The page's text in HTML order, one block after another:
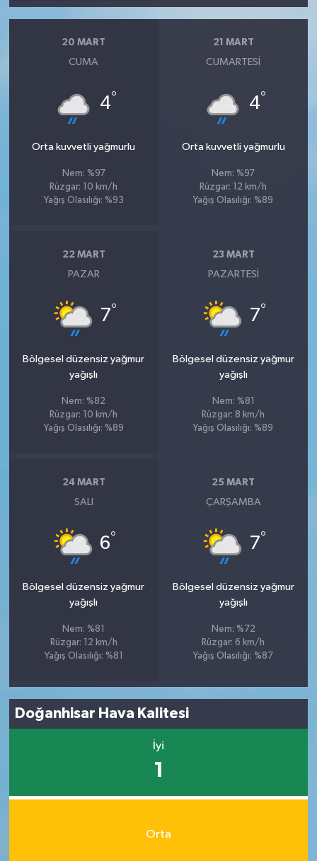
20 MART
CUMA
4°
Orta kuvvetli yağmurlu
Nem: %97
Rüzgar: 10 km/h
Yağış Olasılığı: %93
21 MART
CUMARTESI
4°
Orta kuvvetli yağmurlu
Nem: %97
Rüzgar: 12 km/h
Yağış Olasılığı: %89
22 MART
PAZAR
7°
Bölgesel düzensiz yağmur
yağışlı
Nem: %82
Rüzgar: 10 km/h
Yağış Olasılığı: %89
23 MART
PAZARTESI
7°
Bölgesel düzensiz yağmur
yağışlı
Nem: %81
Rüzgar: 8 km/h
Yağış Olasılığı: %89
24 MART
SALI
6°
Bölgesel düzensiz yağmur
yağışlı
Nem: %81
Rüzgar: 12 km/h
Yağış Olasılığı: %81
25 MART
ÇARŞAMBA
7°
Bölgesel düzensiz yağmur
yağışlı
Nem: %72
Rüzgar: 6 km/h
Yağış Olasılığı: %87
Doğanhisar Hava Kalitesi
İyi
1
Orta